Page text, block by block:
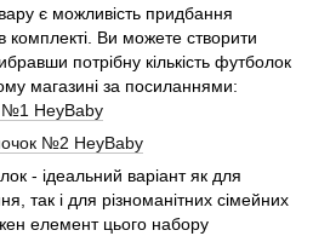
є можливість придбання
комплекті. Ви можете створити
потрібну кількість футболок
магазині за посиланнями:
№1 HeyBaby
№2 HeyBaby
- ідеальний варіант як для
так і для різноманітних сімейних
елемент цього набору